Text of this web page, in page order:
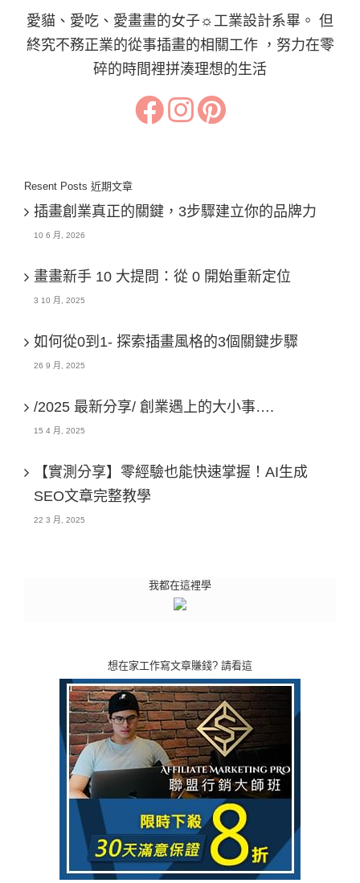
愛貓、愛吃、愛畫畫的女子☼工業設計系畢。 但
終究不務正業的從事插畫的相關工作 ，努力在零
碎的時間裡拼湊理想的生活
Resent Posts 近期文章
插畫創業真正的關鍵，3步驟建立你的品牌力
10 6 月, 2026
畫畫新手 10 大提問：從 0 開始重新定位
3 10 月, 2025
如何從0到1- 探索插畫風格的3個關鍵步驟
26 9 月, 2025
/2025 最新分享/ 創業遇上的大小事….
15 4 月, 2025
【實測分享】零經驗也能快速掌握！AI生成
SEO文章完整教學
22 3 月, 2025
我都在這裡學
想在家工作寫文章賺錢? 請看這